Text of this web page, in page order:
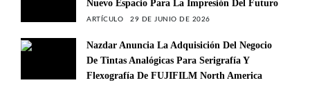
Nuevo Espacio Para La Impresión Del Futuro
ARTÍCULO 29 DE JUNIO DE 2026
Nazdar Anuncia La Adquisición Del Negocio
De Tintas Analógicas Para Serigrafía Y
Flexografía De FUJIFILM North America